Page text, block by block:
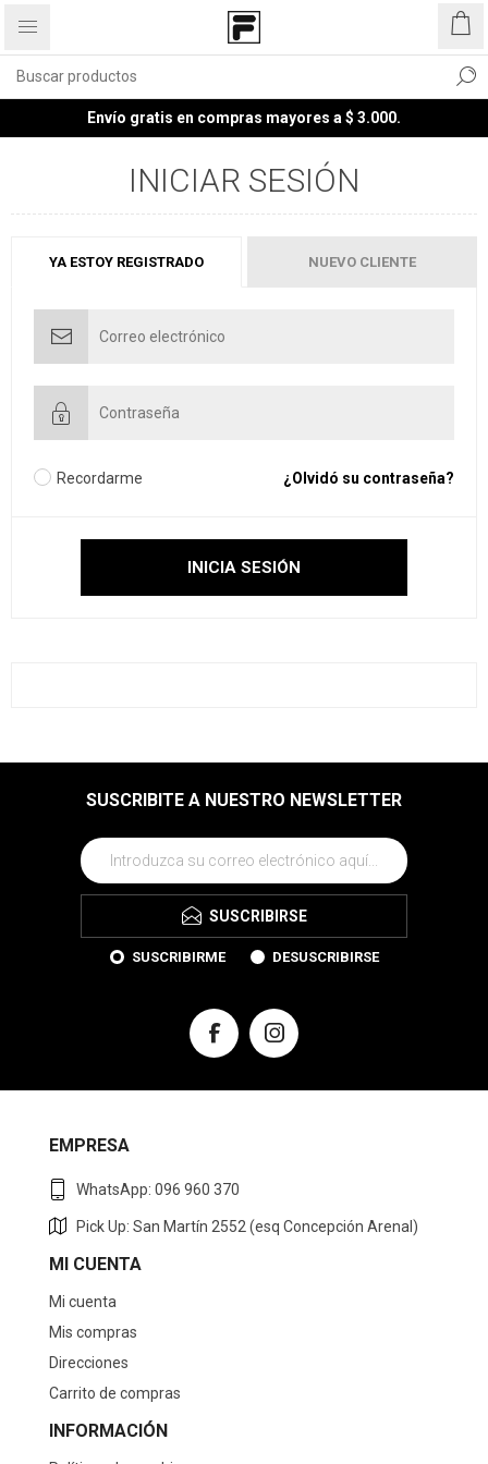
Envío gratis en compras mayores a $ 3.000.
INICIAR SESIÓN
YA ESTOY REGISTRADO NUEVO CLIENTE
Recordarme ¿Olvidó su contraseña?
SUSCRIBITE A NUESTRO NEWSLETTER
SUSCRIBIRSE
SUSCRIBIRME DESUSCRIBIRSE
EMPRESA
WhatsApp: 096 960 370
Pick Up: San Martín 2552 (esq Concepción Arenal)
MI CUENTA
Mi cuenta
Mis compras
Direcciones
Carrito de compras
INFORMACIÓN